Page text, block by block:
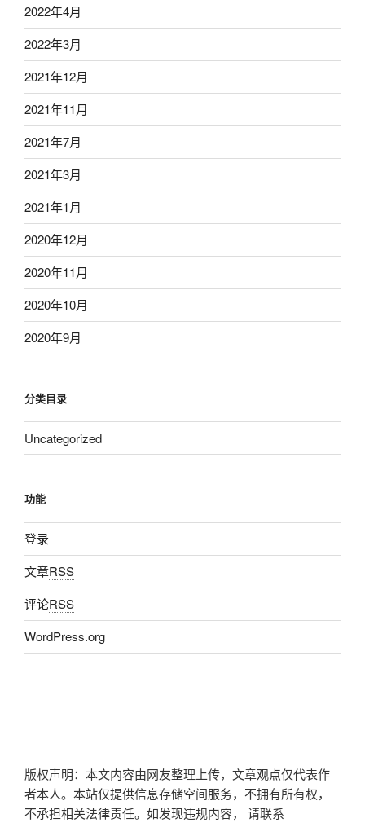
2022年4月
2022年3月
2021年12月
2021年11月
2021年7月
2021年3月
2021年1月
2020年12月
2020年11月
2020年10月
2020年9月
分类目录
Uncategorized
功能
登录
文章RSS
评论RSS
WordPress.org
版权声明：本文内容由网友整理上传，文章观点仅代表作
者本人。本站仅提供信息存储空间服务，不拥有所有权，
不承担相关法律责任。如发现违规内容， 请联系